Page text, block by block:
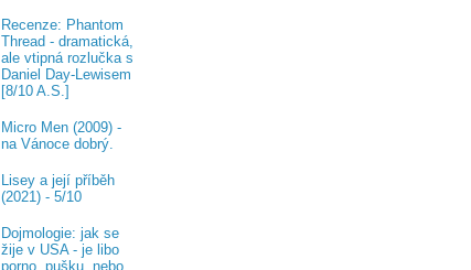
Recenze: Phantom
Thread - dramatická,
ale vtipná rozlučka s
Daniel Day-Lewisem
[8/10 A.S.]
Micro Men (2009) -
na Vánoce dobrý.
Lisey a její příběh
(2021) - 5/10
Dojmologie: jak se
žije v USA - je libo
porno, pušku, nebo